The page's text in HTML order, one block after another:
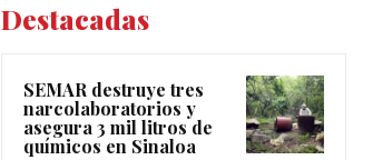
Destacadas
SEMAR destruye tres
narcolaboratorios y
asegura 3 mil litros de
químicos en Sinaloa